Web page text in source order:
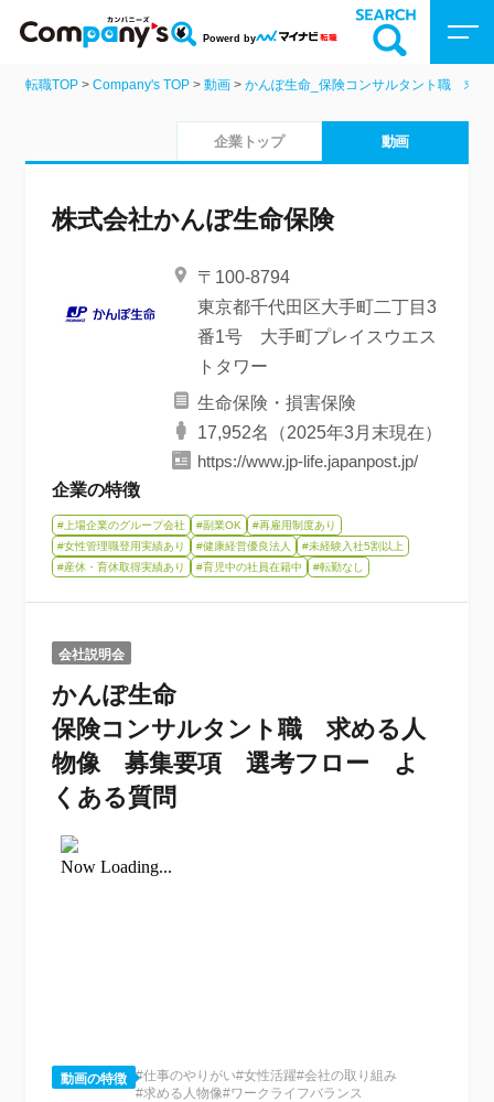
Powerd by
Company’sトップ
企業を検索
動画を探す
転職TOP > Company's TOP > 動画 > かんぽ生命_保険コンサルタント職 求
企業トップ 動画
株式会社かんぽ生命保険
〒100-8794
東京都千代田区大手町二丁目3
番1号 大手町プレイスウエス
トタワー
生命保険・損害保険
17,952名（2025年3月末現在）
https://www.jp-life.japanpost.jp/
企業の特徴
#上場企業のグループ会社 #副業OK
#再雇用制度あり
#女性管理職登用実績あり
#健康経営優良法人
#未経験入社5割以上
#産休・育休取得実績あり
#育児中の社員在籍中 #転勤なし
会社説明会
かんぽ生命
保険コンサルタント職 求める人
物像 募集要項 選考フロー よ
くある質問
動画の特徴 #仕事のやりがい#女性活躍#会社の取り組み
#求める人物像#ワークライフバランス